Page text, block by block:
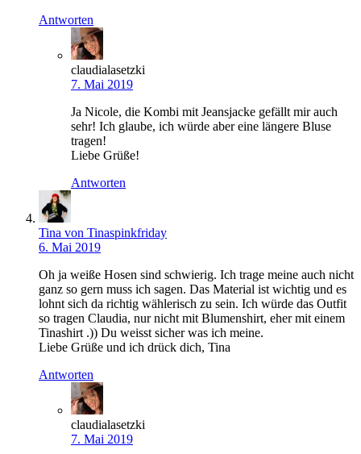
Antworten
claudialasetzki
7. Mai 2019
Ja Nicole, die Kombi mit Jeansjacke gefällt mir auch
sehr! Ich glaube, ich würde aber eine längere Bluse
tragen!
Liebe Grüße!
Antworten
Tina von Tinaspinkfriday
6. Mai 2019
Oh ja weiße Hosen sind schwierig. Ich trage meine auch nicht
ganz so gern muss ich sagen. Das Material ist wichtig und es
lohnt sich da richtig wählerisch zu sein. Ich würde das Outfit
so tragen Claudia, nur nicht mit Blumenshirt, eher mit einem
Tinashirt .)) Du weisst sicher was ich meine.
Liebe Grüße und ich drück dich, Tina
Antworten
claudialasetzki
7. Mai 2019